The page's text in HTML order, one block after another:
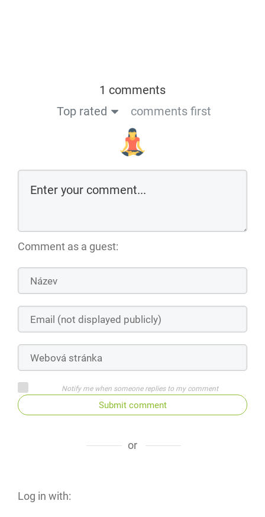
1 comments
Top rated
comments first
Comment as a guest:
Notify me when someone replies to my comment
Submit comment
or
Log in with: